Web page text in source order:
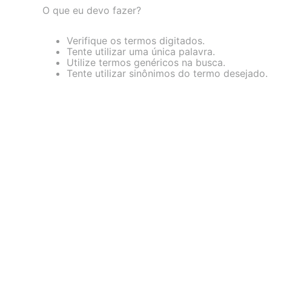
O que eu devo fazer?
Verifique os termos digitados.
Tente utilizar uma única palavra.
Utilize termos genéricos na busca.
Tente utilizar sinônimos do termo desejado.